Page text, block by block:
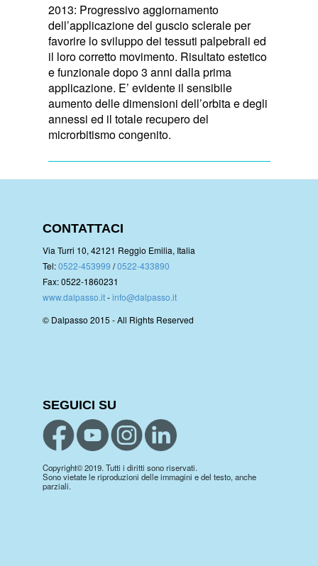
2013: Progressivo aggiornamento
dell’applicazione del guscio sclerale per
favorire lo sviluppo dei tessuti palpebrali ed
il loro corretto movimento. Risultato estetico
e funzionale dopo 3 anni dalla prima
applicazione. E’ evidente il sensibile
aumento delle dimensioni dell’orbita e degli
annessi ed il totale recupero del
microrbitismo congenito.
CONTATTACI
Via Turri 10, 42121 Reggio Emilia, Italia
Tel:0522-453999 /0522-433890
Fax: 0522-1860231
www.dalpasso.it-info@dalpasso.it
© Dalpasso 2015 - All Rights Reserved
SEGUICI SU
Copyright© 2019. Tutti i diritti sono riservati.
Sono vietate le riproduzioni delle immagini e del testo, anche
parziali.